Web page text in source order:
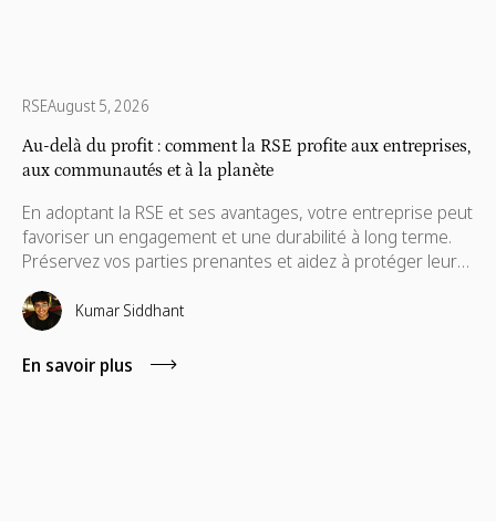
RSEAugust 5, 2026
Au-delà du profit : comment la RSE profite aux entreprises,
aux communautés et à la planète
En adoptant la RSE et ses avantages, votre entreprise peut
favoriser un engagement et une durabilité à long terme.
Préservez vos parties prenantes et aidez à protéger leurs
intérêts, qui sont également nécessaires à leur
avancement.Kumar Siddhant
En savoir plus